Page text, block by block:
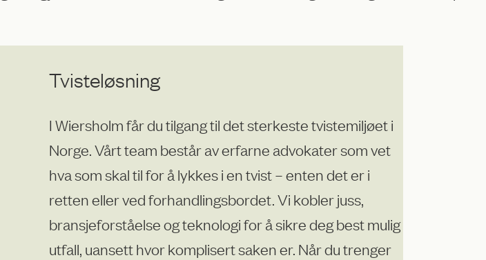
Tvisteløsning
I Wiersholm får du tilgang til det sterkeste tvistemiljøet i
Norge. Vårt team består av erfarne advokater som vet
hva som skal til for å lykkes i en tvist – enten det er i
retten eller ved forhandlingsbordet. Vi kobler juss,
bransjeforståelse og teknologi for å sikre deg best mulig
utfall, uansett hvor komplisert saken er. Når du trenger